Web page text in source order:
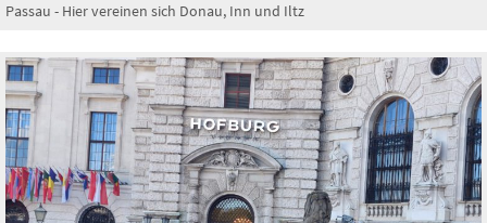
Passau - Hier vereinen sich Donau, Inn und Iltz